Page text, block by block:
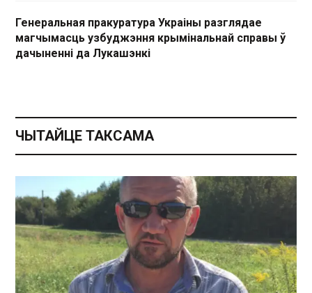
Генеральная пракуратура Украіны разглядае
магчымасць узбуджэння крымінальнай справы ў
дачыненні да Лукашэнкі
ЧЫТАЙЦЕ ТАКСАМА